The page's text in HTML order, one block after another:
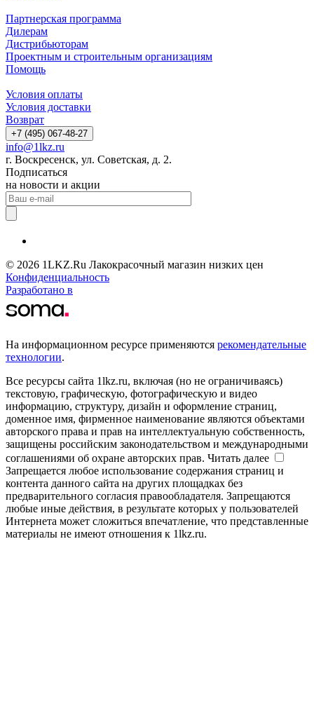
Партнерская программа
Дилерам
Дистрибьюторам
Проектным и строительным организациям
Помощь
Условия оплаты
Условия доставки
Возврат
+7 (495) 067-48-27
info@1lkz.ru
г. Воскресенск, ул. Советская, д. 2.
Подписаться
на новости и акции
© 2026 1LKZ.Ru Лакокрасочный магазин низких цен
Конфиденциальность
Разработано в
На информационном ресурсе применяются рекомендательные
технологии.
Все ресурсы сайта 1lkz.ru, включая (но не ограничиваясь)
текстовую, графическую, фотографическую и видео
информацию, структуру, дизайн и оформление страниц,
доменное имя, фирменное наименование являются объектами
авторского права и прав на интеллектуальную собственность,
защищены российским законодательством и международными
соглашениями об охране авторских прав. Читать далее
Запрещается любое использование содержания страниц и
контента данного сайта на других площадках без
предварительного согласия правообладателя. Запрещаются
любые иные действия, в результате которых у пользователей
Интернета может сложиться впечатление, что представленные
материалы не имеют отношения к 1lkz.ru.